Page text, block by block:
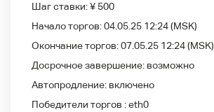
Шаг ставки:¥ 500
Начало торгов:04.05.25 12:24(MSK)
Окончание торгов:07.05.25 12:24(MSK)
Досрочное завершение: возможно
Автопродление: включено
Победители
торгов :eth0